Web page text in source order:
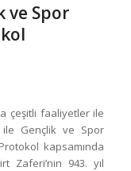
ve Spor
çeşitli faaliyetler ile
ile Gençlik ve Spor
kapsamında
Zaferi’nin 943. yıl